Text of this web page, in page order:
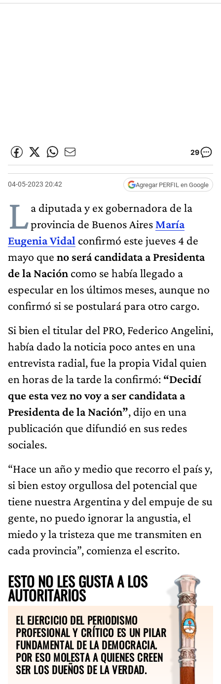
29
04-05-2023 20:42 Agregar PERFIL en Google
La diputada y ex gobernadora de la
provincia de Buenos Aires María
Eugenia Vidal confirmó este jueves 4 de
mayo que no será candidata a Presidenta
de la Nación como se había llegado a
especular en los últimos meses, aunque no
confirmó si se postulará para otro cargo.
Si bien el titular del PRO, Federico Angelini,
había dado la noticia poco antes en una
entrevista radial, fue la propia Vidal quien
en horas de la tarde la confirmó: “Decidí
que esta vez no voy a ser candidata a
Presidenta de la Nación”, dijo en una
publicación que difundió en sus redes
sociales.
“Hace un año y medio que recorro el país y,
si bien estoy orgullosa del potencial que
tiene nuestra Argentina y del empuje de su
gente, no puedo ignorar la angustia, el
miedo y la tristeza que me transmiten en
cada provincia”, comienza el escrito.
ESTO NO LES GUSTA A LOS
AUTORITARIOS
EL EJERCICIO DEL PERIODISMO
PROFESIONAL Y CRÍTICO ES UN PILAR
FUNDAMENTAL DE LA DEMOCRACIA.
POR ESO MOLESTA A QUIENES CREEN
SER LOS DUEÑOS DE LA VERDAD.